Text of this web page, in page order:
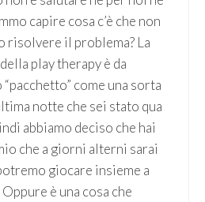
capire cosa c’è che non
risolvere il problema? La
play therapy è da
come una sorta
notte che sei stato qua
abbiamo deciso che hai
che a giorni alterni sarai
giocare insieme a
è una cosa che